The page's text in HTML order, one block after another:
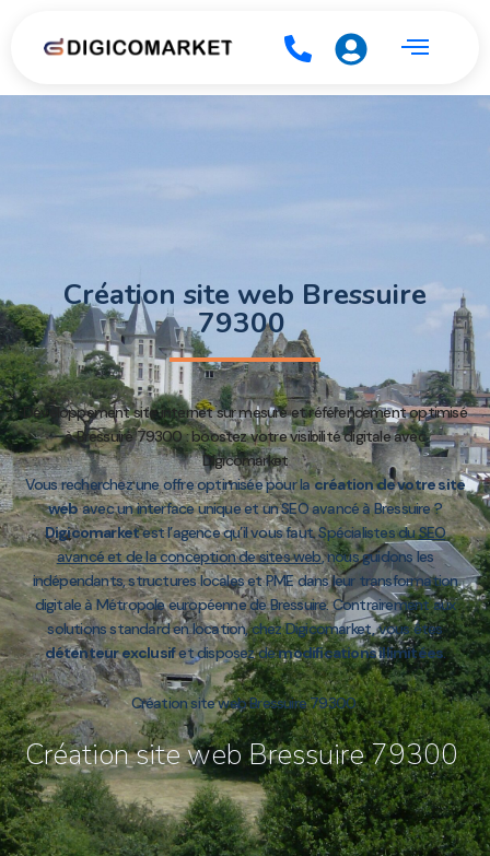
Création site web Bressuire
79300
Développement site internet sur mesure et référencement optimisé
à Bressuire 79300 : boostez votre visibilité digitale avec
Digicomarket
Vous recherchez une offre optimisée pour lacréation de votre site
webavec un interface unique et un SEO avancé à Bressuire ?
Digicomarketest l’agence qu’il vous faut. Spécialistes duSEO
avancé et de la conception de sites web, nous guidons les
indépendants, structures locales et PME dans leur transformation
digitale à Métropole européenne de Bressuire. Contrairement aux
solutions standard en location, chez Digicomarket, vous êtes
détenteur exclusifet disposez demodifications illimitées.
Création site web Bressuire 79300
Création site web Bressuire 79300